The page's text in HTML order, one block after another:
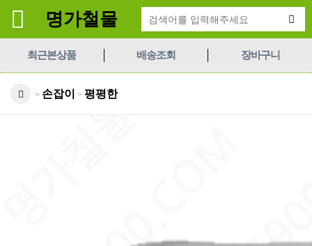
명가철물
최근본상품 배송조회 장바구니
> 손잡이 > 평평한